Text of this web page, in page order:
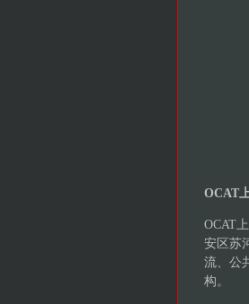
OCAT
OCAT
安区苏
流、公
构。